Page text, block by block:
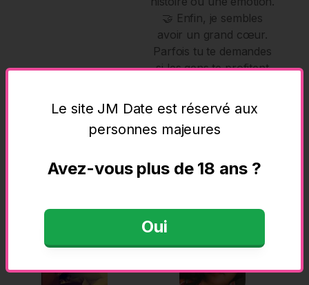
🤝 Enfin, je sembles
avoir un grand cœur.
Parfois tu te demandes
si les gens te profitent
avec toi, ce qui montre
que la confiance est
quelque chose
Le site JM Date est réservé aux
personnes majeures
Avez-vous plus de 18 ans ?
Oui